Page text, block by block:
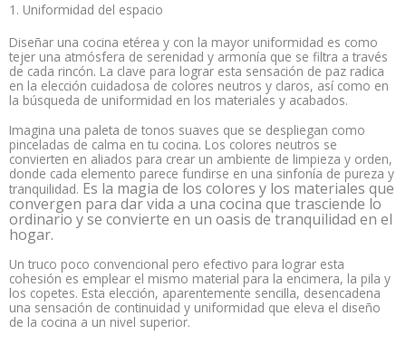
1. Uniformidad del espacio
Diseñar una cocina etérea y con la mayor uniformidad es como
tejer una atmósfera de serenidad y armonía que se filtra a través
de cada rincón. La clave para lograr esta sensación de paz radica
en la elección cuidadosa de colores neutros y claros, así como en
la búsqueda de uniformidad en los materiales y acabados.
Imagina una paleta de tonos suaves que se despliegan como
pinceladas de calma en tu cocina. Los colores neutros se
convierten en aliados para crear un ambiente de limpieza y orden,
donde cada elemento parece fundirse en una sinfonía de pureza y
tranquilidad. Es la magia de los colores y los materiales que
convergen para dar vida a una cocina que trasciende lo
ordinario y se convierte en un oasis de tranquilidad en el
hogar.
Un truco poco convencional pero efectivo para lograr esta
cohesión es emplear el mismo material para la encimera, la pila y
los copetes. Esta elección, aparentemente sencilla, desencadena
una sensación de continuidad y uniformidad que eleva el diseño
de la cocina a un nivel superior.